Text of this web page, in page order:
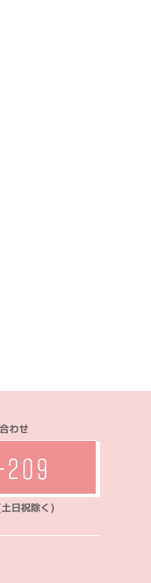
わせ
日祝除く)